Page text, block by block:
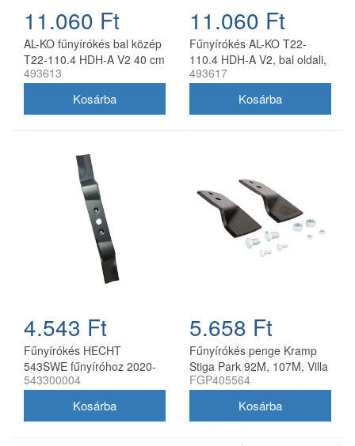
11.060 Ft
AL-KO fűnyírókés bal közép
T22-110.4 HDH-A V2 40 cm
493613
11.060 Ft
Fűnyírókés AL-KO T22-
110.4 HDH-A V2, bal oldali,
40 cm
493617
4.543 Ft
Fűnyírókés HECHT
543SWE fűnyíróhoz 2020-
21
543300004
5.658 Ft
Fűnyírókés penge Kramp
Stiga Park 92M, 107M, Villa
92M, 107M 170 mm
FGP405564